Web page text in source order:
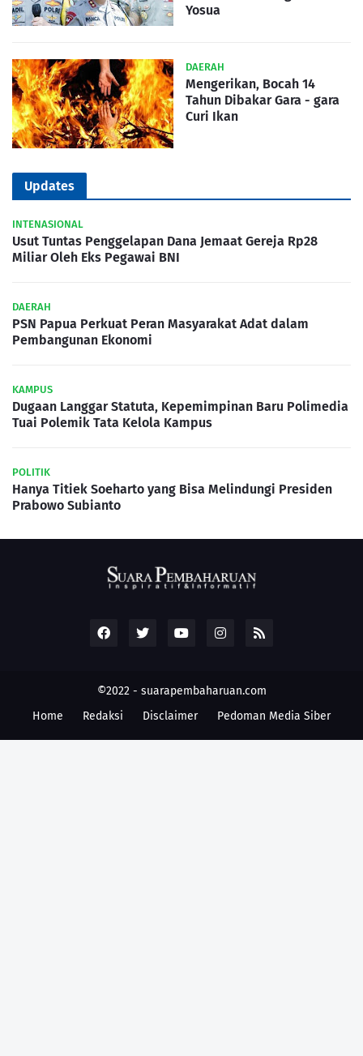
Yosua
DAERAH
Mengerikan, Bocah 14
Tahun Dibakar Gara - gara
Curi Ikan
Updates
INTENASIONAL
Usut Tuntas Penggelapan Dana Jemaat Gereja Rp28
Miliar Oleh Eks Pegawai BNI
DAERAH
PSN Papua Perkuat Peran Masyarakat Adat dalam
Pembangunan Ekonomi
KAMPUS
Dugaan Langgar Statuta, Kepemimpinan Baru Polimedia
Tuai Polemik Tata Kelola Kampus
POLITIK
Hanya Titiek Soeharto yang Bisa Melindungi Presiden
Prabowo Subianto
©2022 - suarapembaharuan.com
Home
Redaksi Disclaimer Pedoman Media Siber